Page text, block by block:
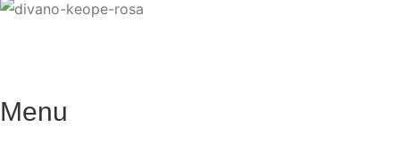
Menu